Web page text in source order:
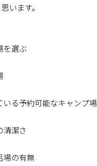
います。
を選ぶ
る予約可能なキャンプ場
清潔さ
場の有無